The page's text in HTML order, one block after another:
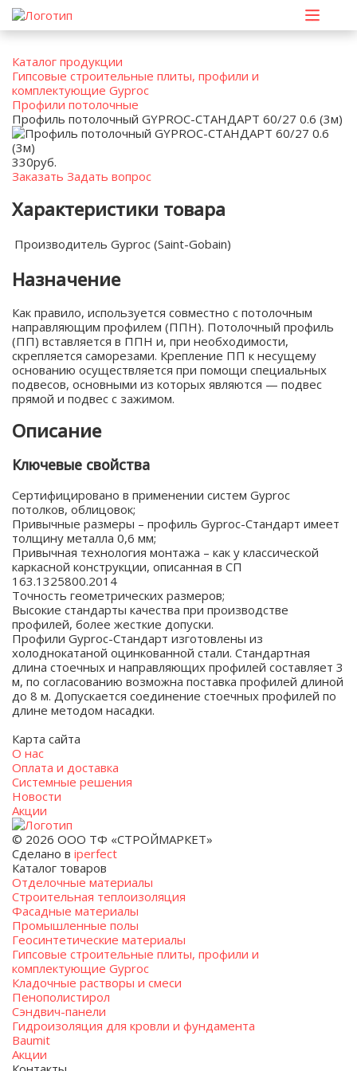
Каталог продукции
Гипсовые строительные плиты, профили и
комплектующие Gyproc
Профили потолочные
Профиль потолочный GYPROC-СТАНДАРТ 60/27 0.6 (3м)
330руб.
Заказать Задать вопрос
Характеристики товара
Производитель Gyproc (Saint-Gobain)
Назначение
Как правило, используется совместно с потолочным
направляющим профилем (ППН). Потолочный профиль
(ПП) вставляется в ППН и, при необходимости,
скрепляется саморезами. Крепление ПП к несущему
основанию осуществляется при помощи специальных
подвесов, основными из которых являются — подвес
прямой и подвес с зажимом.
Описание
Ключевые свойства
Сертифицировано в применении систем Gyproc
потолков, облицовок;
Привычные размеры – профиль Gyproc-Стандарт имеет
толщину металла 0,6 мм;
Привычная технология монтажа – как у классической
каркасной конструкции, описанная в СП
163.1325800.2014
Точность геометрических размеров;
Высокие стандарты качества при производстве
профилей, более жесткие допуски.
Профили Gyproc-Стандарт изготовлены из
холоднокатаной оцинкованной стали. Стандартная
длина стоечных и направляющих профилей составляет 3
м, по согласованию возможна поставка профилей длиной
до 8 м. Допускается соединение стоечных профилей по
длине методом насадки.
Карта сайта
О нас
Оплата и доставка
Системные решения
Новости
Акции
© 2026 ООО ТФ «СТРОЙМАРКЕТ»
Сделано в iperfect
Каталог товаров
Отделочные материалы
Строительная теплоизоляция
Фасадные материалы
Промышленные полы
Геосинтетические материалы
Гипсовые строительные плиты, профили и
комплектующие Gyproc
Кладочные растворы и смеси
Пенополистирол
Сэндвич-панели
Гидроизоляция для кровли и фундамента
Baumit
Акции